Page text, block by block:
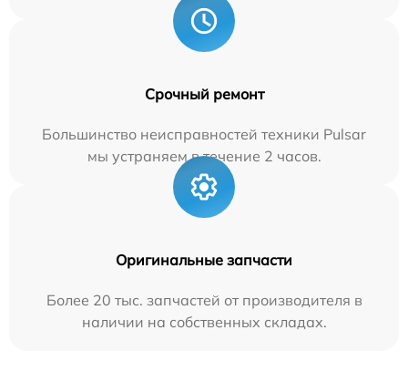
Срочный ремонт
Большинство неисправностей техники Pulsar
мы устраняем в течение 2 часов.
Оригинальные запчасти
Более 20 тыс. запчастей от производителя в
наличии на собственных складах.